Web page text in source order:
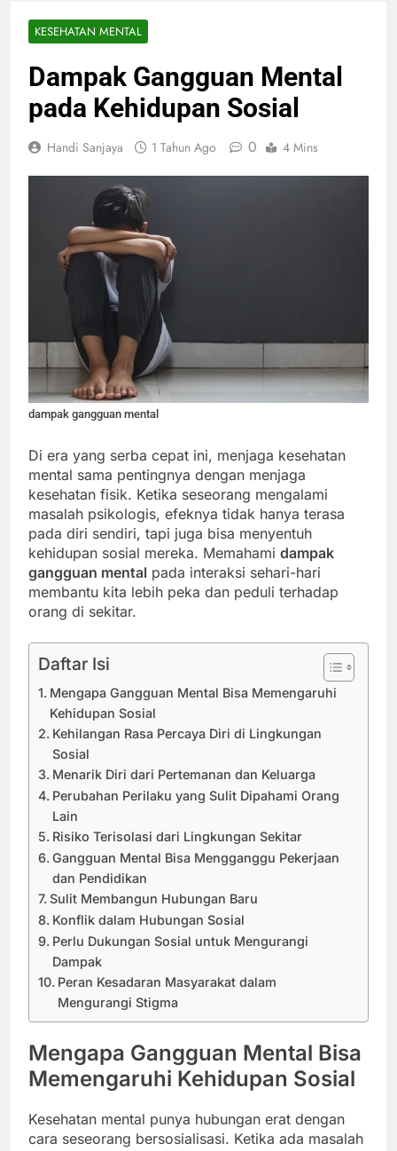
KESEHATAN MENTAL
Dampak Gangguan Mental
pada Kehidupan Sosial
Handi Sanjaya 1 Tahun Ago 0 4 Mins
dampak gangguan mental
Di era yang serba cepat ini, menjaga kesehatan
mental sama pentingnya dengan menjaga
kesehatan fisik. Ketika seseorang mengalami
masalah psikologis, efeknya tidak hanya terasa
pada diri sendiri, tapi juga bisa menyentuh
kehidupan sosial mereka. Memahami dampak
gangguan mental pada interaksi sehari-hari
membantu kita lebih peka dan peduli terhadap
orang di sekitar.
Daftar Isi
Mengapa Gangguan Mental Bisa Memengaruhi
Kehidupan Sosial
Kehilangan Rasa Percaya Diri di Lingkungan
Sosial
Menarik Diri dari Pertemanan dan Keluarga
Perubahan Perilaku yang Sulit Dipahami Orang
Lain
Risiko Terisolasi dari Lingkungan Sekitar
Gangguan Mental Bisa Mengganggu Pekerjaan
dan Pendidikan
Sulit Membangun Hubungan Baru
Konflik dalam Hubungan Sosial
Perlu Dukungan Sosial untuk Mengurangi
Dampak
Peran Kesadaran Masyarakat dalam
Mengurangi Stigma
Mengapa Gangguan Mental Bisa
Memengaruhi Kehidupan Sosial
Kesehatan mental punya hubungan erat dengan
cara seseorang bersosialisasi. Ketika ada masalah